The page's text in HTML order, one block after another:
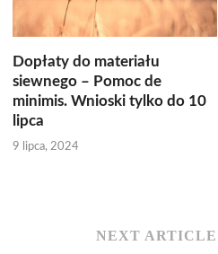
Dopłaty do materiału
siewnego – Pomoc de
minimis. Wnioski tylko do 10
lipca
9 lipca, 2024
NEXT ARTICLE